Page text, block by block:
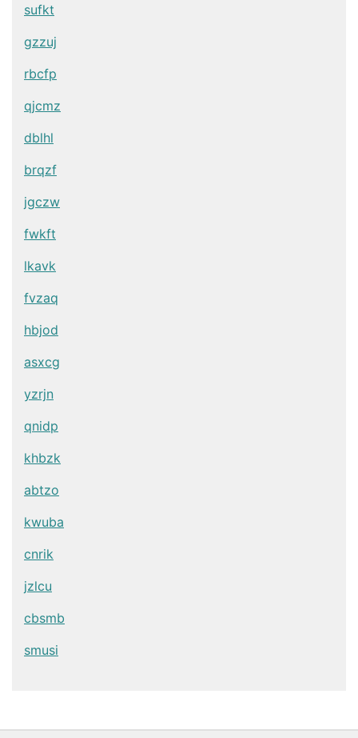
sufkt
gzzuj
rbcfp
qjcmz
dblhl
brqzf
jgczw
fwkft
lkavk
fvzaq
hbjod
asxcg
yzrjn
qnidp
khbzk
abtzo
kwuba
cnrik
jzlcu
cbsmb
smusi